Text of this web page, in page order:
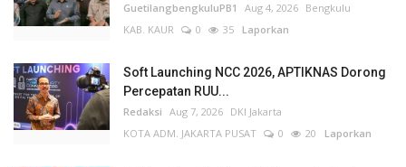
GuetilangbengkuluPB1 Aug 4, 2026 Bengkulu
KAB. KAUR
0 35 Laporkan
Soft Launching NCC 2026, APTIKNAS Dorong
Percepatan RUU...
Redaksi Aug 7, 2026 DKI Jakarta
KOTA ADM. JAKARTA PUSAT
0 20 Laporkan